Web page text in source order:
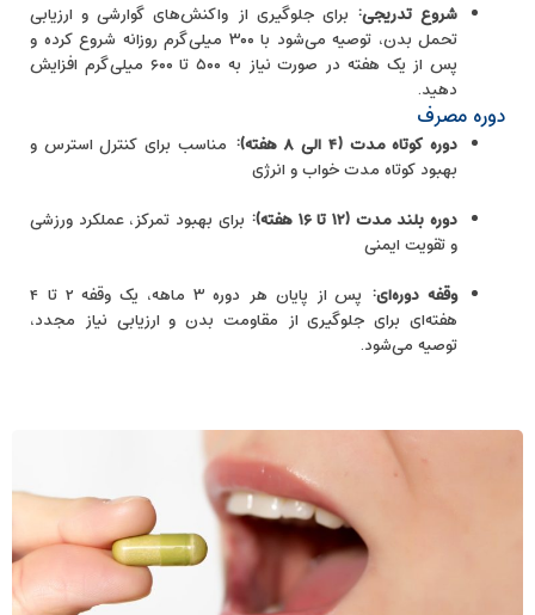
شروع تدریجی: برای جلوگیری از واکنش‌های گوارشی و ارزیابی
تحمل بدن، توصیه می‌شود با ۳۰۰ میلی‌گرم روزانه شروع کرده و
پس از یک هفته در صورت نیاز به ۵۰۰ تا ۶۰۰ میلی‌گرم افزایش
دهید.
دوره مصرف
دوره کوتاه ‌مدت (۴ الی ۸هفته): مناسب برای کنترل استرس و
بهبود کوتاه‌ مدت خواب و انرژی
دوره بلند مدت (۱۲تا۱۶ هفته): برای بهبود تمرکز، عملکرد ورزشی
و تقویت ایمنی
وقفه دوره‌ای:
پس از پایان هر دوره ۳ ماهه، یک وقفه ۲ تا ۴
هفته‌ای برای جلوگیری از مقاومت بدن و ارزیابی نیاز مجدد،
توصیه می‌شود.